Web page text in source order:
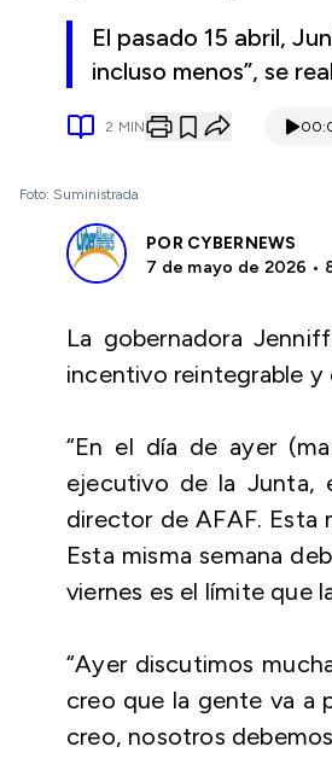
El pasado 15 abril,
incluso menos”, se
2 MIN
Foto: Suministrada
POR CYBERNEWS
7 de mayo de 2026 •
La gobernadora
incentivo reintegrable y
“En el día de ayer
ejecutivo de la Junta,
director de AFAF. Esta
Esta misma semana
viernes es el límite que
“Ayer discutimos
creo que la gente va a
creo, nosotros